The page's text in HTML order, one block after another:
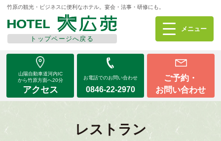
山陽自動車道河内IC
から竹原方面へ20分
アクセス
お電話でのお問い合わせ
0846-22-2970
ご予約・
お問い合わせ
ご宴会・イベント
竹原の観光・ビジネスに便利なホテル。宴会・法事・研修にも。
トップページへ戻る
メニュー
山陽自動車道河内IC
から竹原方面へ20分
アクセス
お電話でのお問い合わせ
0846-22-2970
ご予約・
お問い合わせ
レストラン